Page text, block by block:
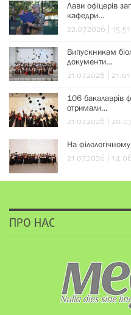
Лави офіцерів
кафедри…
22.07.2026 | 15:51
Випускникам
документи…
21.07.2026 | 21:01
106 бакалаврів
отримали…
21.07.2026 |
На
21.07.2026 | 14:06
ПРО НАС